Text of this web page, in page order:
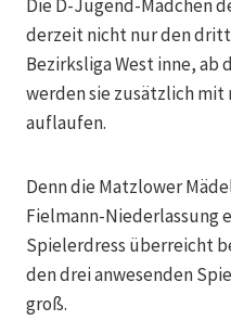
Die D-Jugend-Mädchen
derzeit nicht nur den
Bezirksliga West inne,
werden sie zusätzlich
auflaufen.
Denn die Matzlower
Fielmann-Niederlassung
Spielerdress überreicht
den drei anwesenden
groß.